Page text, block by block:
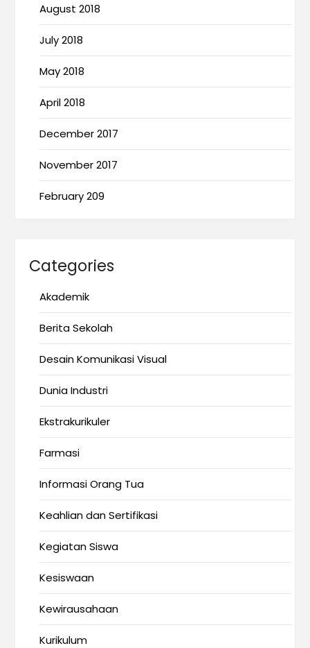
August 2018
July 2018
May 2018
April 2018
December 2017
November 2017
February 209
Categories
Akademik
Berita Sekolah
Desain Komunikasi Visual
Dunia Industri
Ekstrakurikuler
Farmasi
Informasi Orang Tua
Keahlian dan Sertifikasi
Kegiatan Siswa
Kesiswaan
Kewirausahaan
Kurikulum